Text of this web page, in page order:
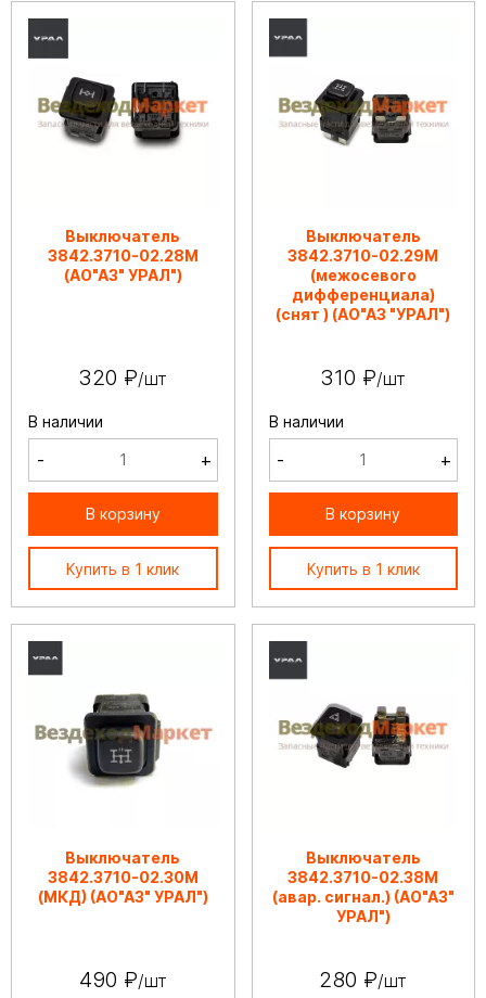
Выключатель
3842.3710-02.28М
(АО"АЗ" УРАЛ")
320 ₽/шт
В наличии
- +
В корзину
Купить в 1 клик
Выключатель
3842.3710-02.29М
(межосевого
дифференциала)
(снят ) (АО"АЗ "УРАЛ")
310 ₽/шт
В наличии
- +
В корзину
Купить в 1 клик
Выключатель
3842.3710-02.30М
(МКД) (АО"АЗ" УРАЛ")
490 ₽/шт
Выключатель
3842.3710-02.38М
(авар. сигнал.) (АО"АЗ"
УРАЛ")
280 ₽/шт